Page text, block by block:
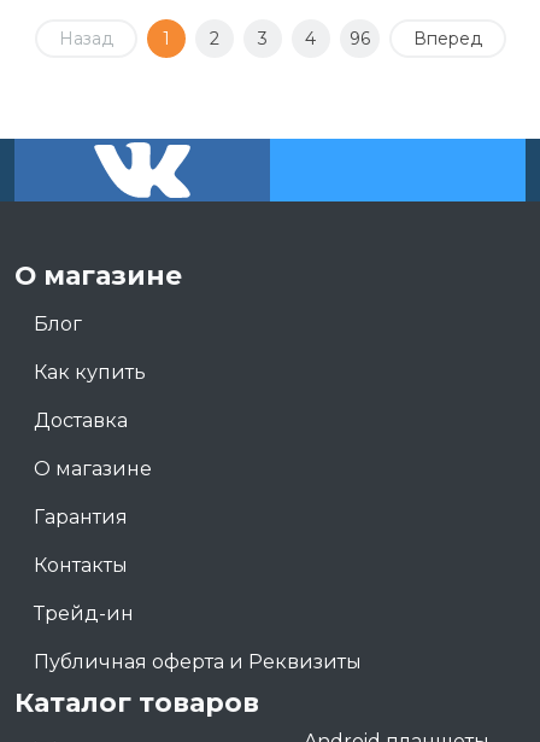
Назад 1 2 3 4 96 Вперед
О магазине
Блог
Как купить
Доставка
О магазине
Гарантия
Контакты
Трейд-ин
Публичная оферта и Реквизиты
Каталог товаров